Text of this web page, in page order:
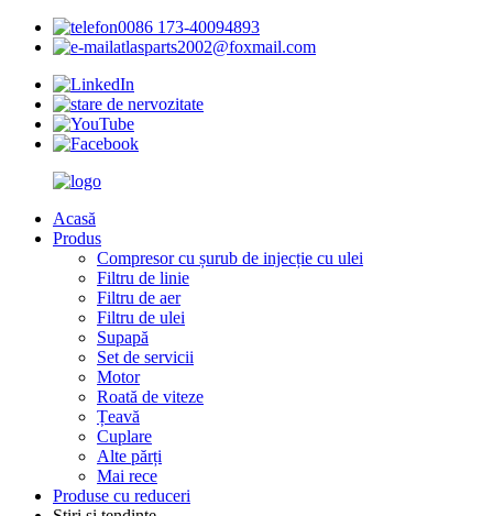
0086 173-40094893
atlasparts2002@foxmail.com
Acasă
Produs
Compresor cu șurub de injecție cu ulei
Filtru de linie
Filtru de aer
Filtru de ulei
Supapă
Set de servicii
Motor
Roată de viteze
Țeavă
Cuplare
Alte părți
Mai rece
Produse cu reduceri